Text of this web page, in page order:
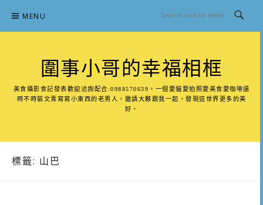
content
MENU
圍事小哥的幸福相框
美食攝影食記發表歡迎洽詢配合:0988570639。一個愛貓愛拍照愛美食愛咖啡還
時不時裝文青寫寫小東西的老男人，邀請大夥跟我一起，發現這世界更多的美
好。
標籤: 山巴